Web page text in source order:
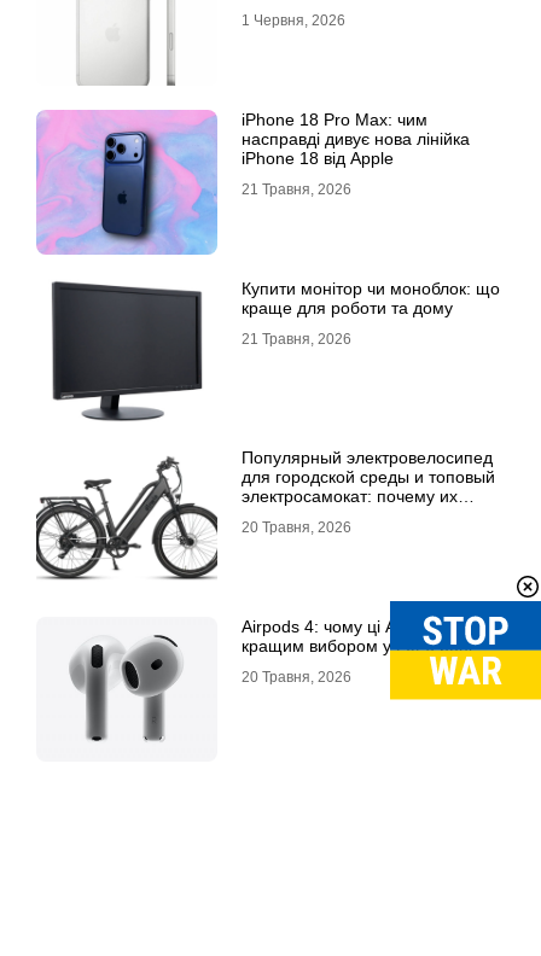
1 Червня, 2026
iPhone 18 Pro Max: чим
насправді дивує нова лінійка
iPhone 18 від Apple
21 Травня, 2026
Купити монітор чи моноблок: що
краще для роботи та дому
21 Травня, 2026
Популярный электровелосипед
для городской среды и топовый
электросамокат: почему их
20 Травня, 2026
Airpods 4: чому ці Airpods стали
кращим вибором у 2026 році
20 Травня, 2026